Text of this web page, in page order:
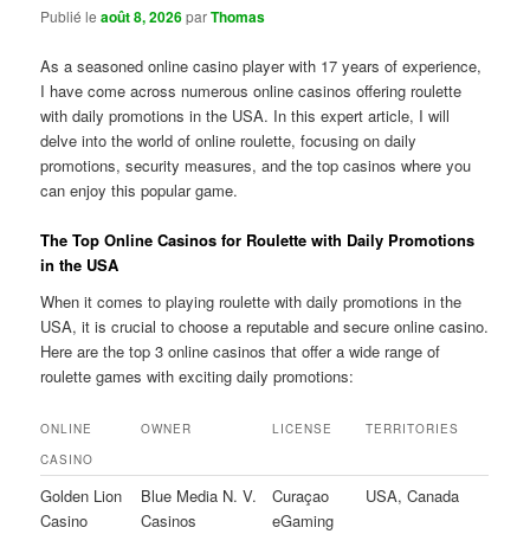
Publié leaoût 8, 2026parThomas
As a seasoned online casino player with 17 years of experience,
I have come across numerous online casinos offering roulette
with daily promotions in the USA. In this expert article, I will
delve into the world of online roulette, focusing on daily
promotions, security measures, and the top casinos where you
can enjoy this popular game.
The Top Online Casinos for Roulette with Daily Promotions
in the USA
When it comes to playing roulette with daily promotions in the
USA, it is crucial to choose a reputable and secure online casino.
Here are the top 3 online casinos that offer a wide range of
roulette games with exciting daily promotions:
ONLINE
CASINO
OWNER LICENSE TERRITORIES
Golden Lion
Casino
Blue Media N. V.
Casinos
Curaçao
eGaming
USA, Canada